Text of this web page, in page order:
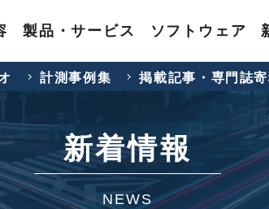
製品・サービス ソフトウェア
計測事例集 掲載記事・専門誌
新着情報
NEWS